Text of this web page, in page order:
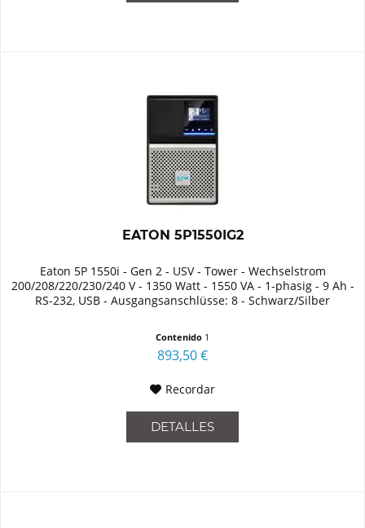
EATON 5P1550IG2
Eaton 5P 1550i - Gen 2 - USV - Tower - Wechselstrom
200/208/220/230/240 V - 1350 Watt - 1550 VA - 1-phasig - 9 Ah -
RS-232, USB - Ausgangsanschlüsse: 8 - Schwarz/Silber
Contenido 1
893,50 €
Recordar
DETALLES